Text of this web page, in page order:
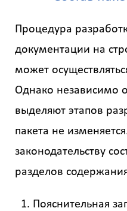
Процедура
документации на
может
Однако независимо
выделяют этапов
пакета не
законодательству
разделов
Пояснительная